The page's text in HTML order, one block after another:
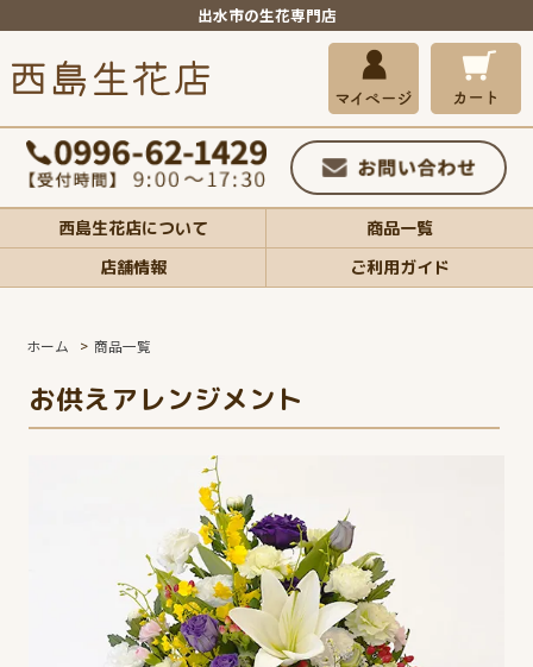
出水市の生花専門店
西島生花店について
商品一覧
店舗情報
ご利用ガイド
ホーム > 商品一覧
お供えアレンジメント